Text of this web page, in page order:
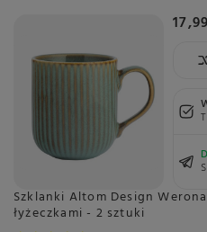
Szklanki Altom Design
łyżeczkami - 2 sztuki